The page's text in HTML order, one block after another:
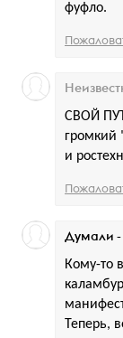
фуфло.
СВОЙ
громкий
и
Кому-то
Теперь,
Думали -